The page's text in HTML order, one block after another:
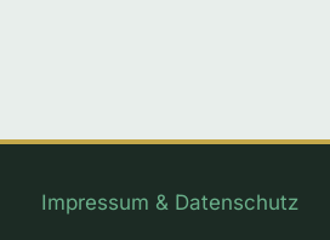
Impressum & Datenschutz